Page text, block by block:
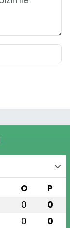
O P
0 0
0 0